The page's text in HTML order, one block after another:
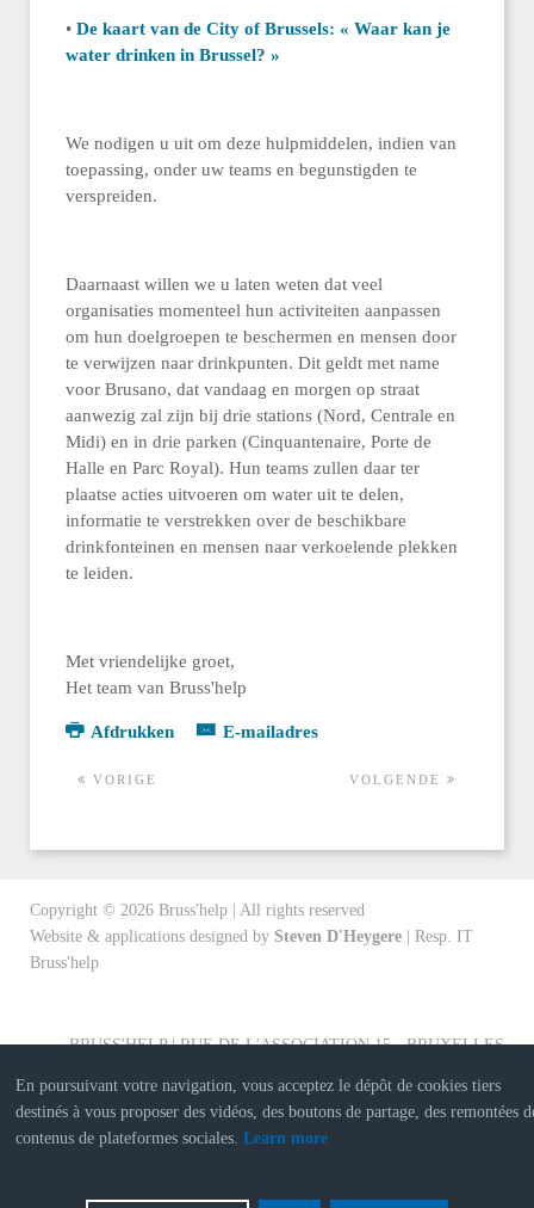
• De kaart van de City of Brussels: « Waar kan je
water drinken in Brussel? »
We nodigen u uit om deze hulpmiddelen, indien van
toepassing, onder uw teams en begunstigden te
verspreiden.
Daarnaast willen we u laten weten dat veel
organisaties momenteel hun activiteiten aanpassen
om hun doelgroepen te beschermen en mensen door
te verwijzen naar drinkpunten. Dit geldt met name
voor Brusano, dat vandaag en morgen op straat
aanwezig zal zijn bij drie stations (Nord, Centrale en
Midi) en in drie parken (Cinquantenaire, Porte de
Halle en Parc Royal). Hun teams zullen daar ter
plaatse acties uitvoeren om water uit te delen,
informatie te verstrekken over de beschikbare
drinkfonteinen en mensen naar verkoelende plekken
te leiden.
Met vriendelijke groet,
Het team van Bruss'help
Afdrukken E-mailadres
VORIGE VOLGENDE
Copyright © 2026 Bruss'help | All rights reserved
Website & applications designed by Steven D'Heygere | Resp. IT
Bruss'help
BRUSS'HELP | RUE DE L'ASSOCIATION 15 - BRUXELLES
En poursuivant votre navigation, vous acceptez le dépôt de cookies tiers
destinés à vous proposer des vidéos, des boutons de partage, des remontées
contenus de plateformes sociales.Learn more